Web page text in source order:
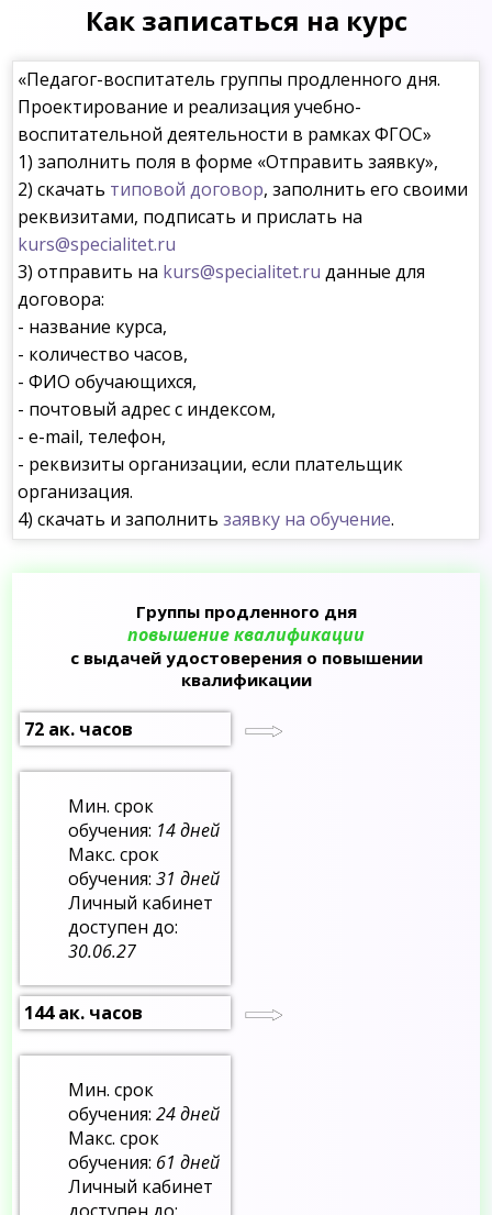
Как записаться на курс
«Педагог-воспитатель группы продленного дня.
Проектирование и реализация учебно-
воспитательной деятельности в рамках ФГОС»
1) заполнить поля в форме «Отправить заявку»,
2) скачать типовой договор, заполнить его своими
реквизитами, подписать и прислать на
kurs@specialitet.ru
3) отправить на kurs@specialitet.ru данные для
договора:
- название курса,
- количество часов,
- ФИО обучающихся,
- почтовый адрес с индексом,
- e-mail, телефон,
- реквизиты организации, если плательщик
организация.
4) скачать и заполнитьзаявку на обучение.
Группы продленного дня
повышение квалификации
с выдачей удостоверения о повышении
квалификации
72 ак. часов
Мин. срок
обучения: 14 дней
Макс. срок
обучения:31 дней
Личный кабинет
доступен до:
30.06.27
144 ак. часов
Мин. срок
обучения:24 дней
Макс. срок
обучения: 61 дней
Личный кабинет